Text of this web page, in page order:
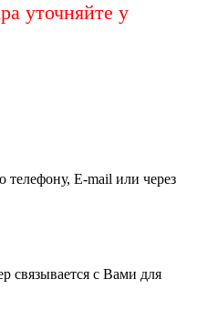
уточняйте у
телефону, E-mail или через
связывается с Вами для